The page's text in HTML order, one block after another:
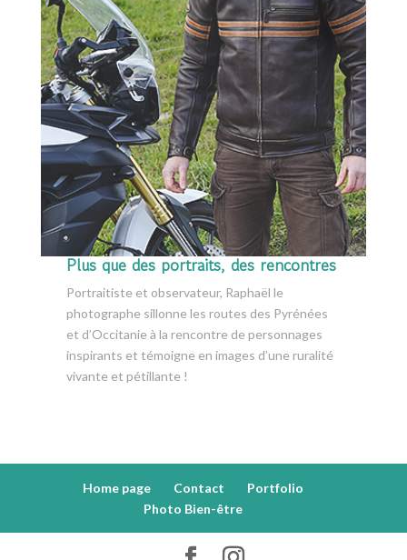
Plus que des portraits, des rencontres
Portraitiste et observateur, Raphaël le
photographe sillonne les routes des Pyrénées
et d’Occitanie à la rencontre de personnages
inspirants et témoigne en images d’une ruralité
vivante et pétillante !
Home page Contact
Portfolio
Photo Bien-être